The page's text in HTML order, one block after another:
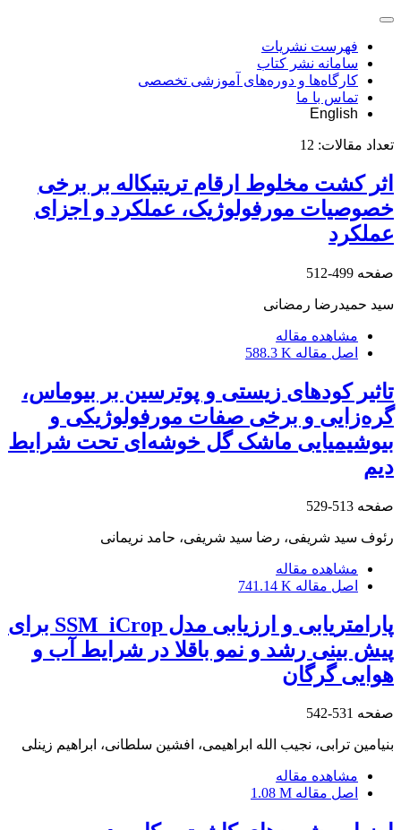
فهرست نشریات
سامانه نشر کتاب
کارگاه‌ها و دوره‌های آموزشی تخصصی
تماس با ما
English
تعداد مقالات: 12
اثر کشت مخلوط ارقام تریتیکاله بر برخی
خصوصیات مورفولوژیک، عملکرد و اجزای
عملکرد
صفحه 499-512
سید حمیدرضا رمضانی
مشاهده مقاله
اصل مقاله 588.3 K
تاثیر کودهای زیستی و پوترسین بر بیوماس،
گره‌زایی و برخی صفات مورفولوژیکی و
بیوشیمیایی ماشک گل خوشه‌ای تحت شرایط
دیم
صفحه 513-529
رئوف سید شریفی، رضا سید شریفی، حامد نریمانی
مشاهده مقاله
اصل مقاله 741.14 K
پارامتریابی و ارزیابی مدل SSM_iCrop برای
پیش بینی رشد و نمو باقلا در شرایط آب و
هوایی گرگان
صفحه 531-542
بنیامین ترابی، نجیب الله ابراهیمی، افشین سلطانی، ابراهیم زینلی
مشاهده مقاله
اصل مقاله 1.08 M